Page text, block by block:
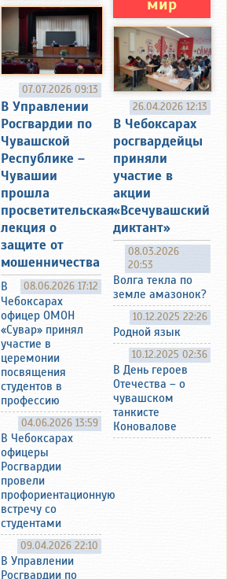
07.07.2026 09:13
В Управлении
Росгвардии по
Чувашской
Республике –
Чувашии
прошла
просветительская
лекция о
защите от
мошенничества
08.06.2026 17:12
В
Чебоксарах
офицер ОМОН
«Сувар» принял
участие в
церемонии
посвящения
студентов в
профессию
04.06.2026 13:59
В Чебоксарах
офицеры
Росгвардии
провели
профориентационную
встречу со
студентами
09.04.2026 22:10
В Управлении
Росгвардии по
мир
26.04.2026 12:13
В Чебоксарах
росгвардейцы
приняли
участие в
акции
«Всечувашский
диктант»
08.03.2026
20:53
Волга текла по
земле амазонок?
10.12.2025 22:26
Родной язык
10.12.2025 02:36
В День героев
Отечества – о
чувашском
танкисте
Коновалове